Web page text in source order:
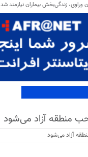
زندگی‌بخش بیماران نیازمند شد
منطقه آزاد می‌شود